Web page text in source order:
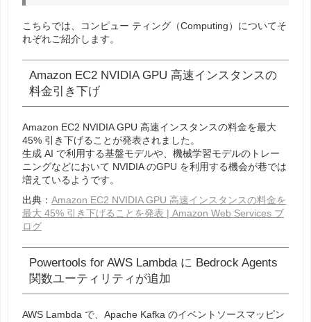
こちらでは、 コンピュー ティング（Computing）についてそ
れぞれご紹介します。
Amazon EC2 NVIDIA GPU 高速インスタンスの
料金引き下げ
Amazon EC2 NVIDIA GPU 高速インスタンスの料金を最大
45% 引き下げることが発表されました。
生成 AI で利用する基盤モデルや、機械学習モデルのトレー
ニングなどにおいて NVIDIA のGPU を利用する機会が巷では
増えているようです。
出典： Amazon EC2 NVIDIA GPU 高速インスタンスの料金を
最大 45% 引き下げることを発表 | Amazon Web Services ブ
ログ
Powertools for AWS Lambda に Bedrock Agents
関数ユーティリティが追加
AWS Lambda で、Apache Kafka のイベントソースマッピン